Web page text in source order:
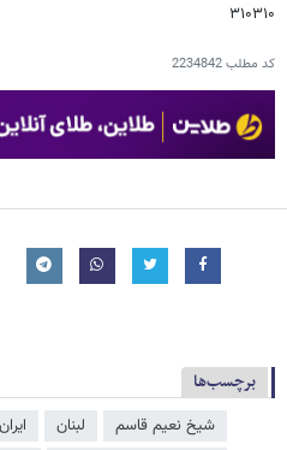
۳۱۰۳۱۰
کد مطلب2234842
برچسب‌ها
شیخ نعیم قاسم لبنان